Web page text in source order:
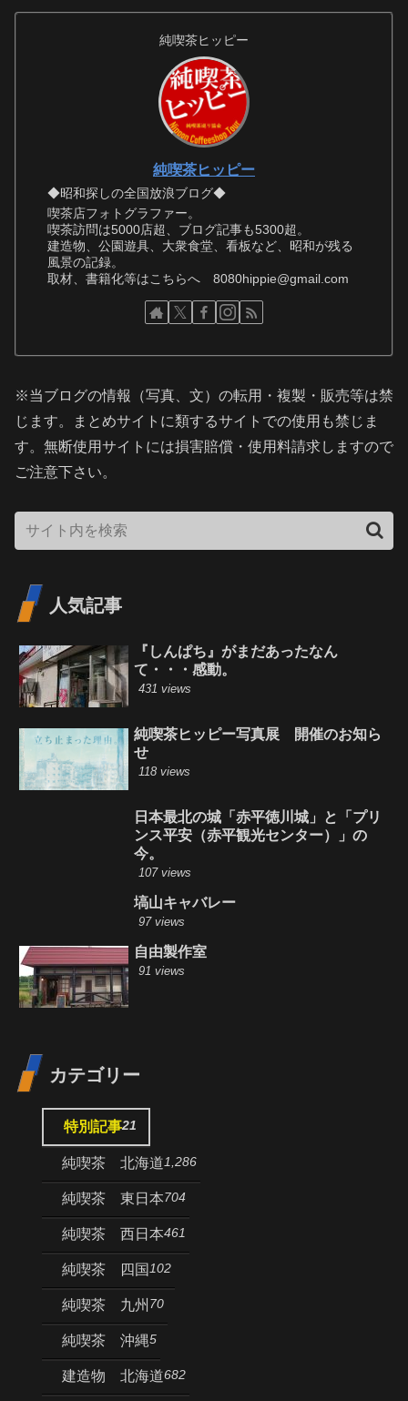
純喫茶ヒッピー
純喫茶ヒッピー
◆昭和探しの全国放浪ブログ◆
喫茶店フォトグラファー。
喫茶訪問は5000店超、ブログ記事も5300超。
建造物、公園遊具、大衆食堂、看板など、昭和が残る
風景の記録。
取材、書籍化等はこちらへ 8080hippie@gmail.com
※当ブログの情報（写真、文）の転用・複製・販売等は禁
じます。まとめサイトに類するサイトでの使用も禁じま
す。無断使用サイトには損害賠償・使用料請求しますので
ご注意下さい。
人気記事
『しんぱち』がまだあったなん
て・・・感動。
431 views
純喫茶ヒッピー写真展 開催のお知ら
せ
118 views
日本最北の城「赤平徳川城」と「プリ
ンス平安（赤平観光センター）」の
今。
107 views
塙山キャバレー
97 views
自由製作室
91 views
カテゴリー
特別記事21
純喫茶 北海道1,286
純喫茶 東日本704
純喫茶 西日本461
純喫茶 四国 102
純喫茶 九州 70
純喫茶 沖縄5
建造物 北海道682